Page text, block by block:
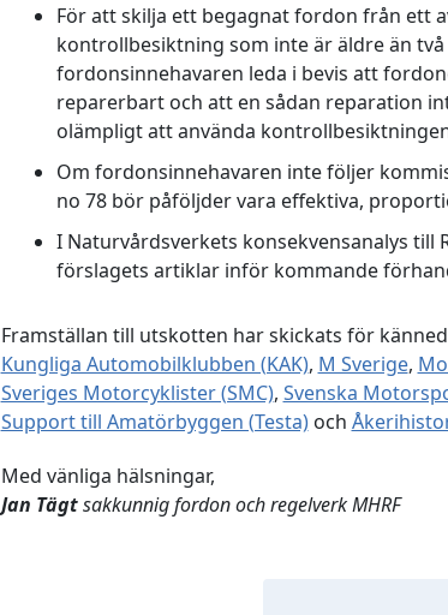
För att skilja ett begagnat fordon från ett
kontrollbesiktning som inte är äldre än
fordonsinnehavaren leda i bevis att
reparerbart och att en sådan reparation
olämpligt att använda
Om fordonsinnehavaren inte följer
no 78 bör påföljder vara effektiva,
I Naturvårdsverkets konsekvensanalys till
förslagets artiklar inför kommande
Framställan till utskotten har skickats för
Kungliga Automobilklubben (KAK), M Sverige,
Sveriges Motorcyklister (SMC), Svenska
Support till Amatörbyggen (Testa)och
Med vänliga hälsningar,
Jan Tägtsakkunnig fordon och regelverk MHRF